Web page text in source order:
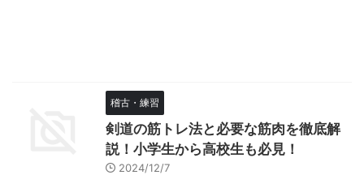
稽古・練習
剣道の筋トレ法と必要な筋肉を徹底解
説！小学生から高校生も必見！
2024/12/7